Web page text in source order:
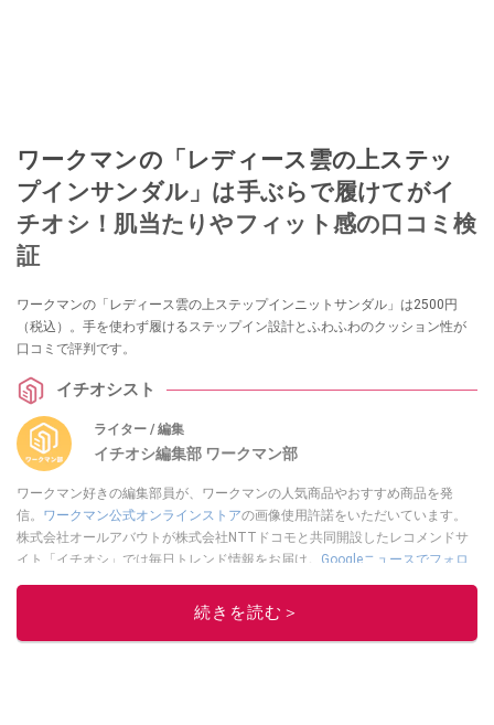
ワークマンの「レディース雲の上ステッ
プインサンダル」は手ぶらで履けてがイ
チオシ！肌当たりやフィット感の口コミ検
証
ワークマンの「レディース雲の上ステップインニットサンダル」は2500円
（税込）。手を使わず履けるステップイン設計とふわふわのクッション性が
口コミで評判です。
イチオシスト
ライター / 編集
イチオシ編集部 ワークマン部
ワークマン好きの編集部員が、ワークマンの人気商品やおすすめ商品を発
信。 ワークマン公式オンラインストアの画像使用許諾をいただいています。
株式会社オールアバウトが株式会社NTTドコモと共同開設したレコメンドサ
イト「イチオシ」では毎日トレンド情報をお届け。 Googleニュースでフォロ
ーしてください！
このイチオシストの他の記事を読む
続きを読む＞